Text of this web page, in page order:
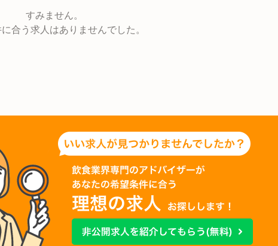
すみません。
合う求人はありませんでした。